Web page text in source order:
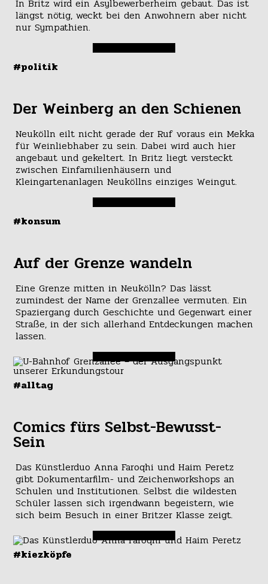
In Britz wird ein Asylbewerberheim gebaut. Das ist
längst nötig, weckt bei den Anwohnern aber nicht
nur Sympathien.
#politik
Der Weinberg an den Schienen
Neukölln eilt nicht gerade der Ruf voraus ein Mekka
für Weinliebhaber zu sein. Dabei wird auch hier
angebaut und gekeltert. In Britz liegt versteckt
zwischen Einfamilienhäusern und
Kleingartenanlagen Neuköllns einziges Weingut.
#konsum
Auf der Grenze wandeln
Eine Grenze mitten in Neukölln? Das lässt
zumindest der Name der Grenzallee vermuten. Ein
Spaziergang durch Geschichte und Gegenwart einer
Straße, in der sich allerhand Entdeckungen machen
lassen.
#alltag
Comics fürs Selbst-Bewusst-
Sein
Das Künstlerduo Anna Faroqhi und Haim Peretz
gibt Dokumentarfilm- und Zeichenworkshops an
Schulen und Institutionen. Selbst die wildesten
Schüler lassen sich irgendwann begeistern, wie
sich beim Besuch in einer Britzer Klasse zeigt.
#kiezköpfe